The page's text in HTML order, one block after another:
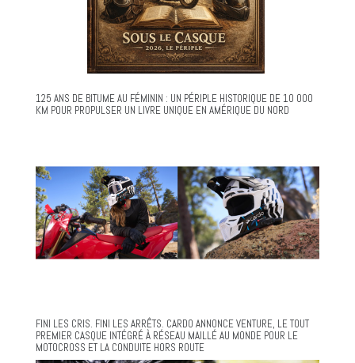
125 ANS DE BITUME AU FÉMININ : UN PÉRIPLE HISTORIQUE DE 10 000
KM POUR PROPULSER UN LIVRE UNIQUE EN AMÉRIQUE DU NORD
FINI LES CRIS. FINI LES ARRÊTS. CARDO ANNONCE VENTURE, LE TOUT
PREMIER CASQUE INTÉGRÉ À RÉSEAU MAILLÉ AU MONDE POUR LE
MOTOCROSS ET LA CONDUITE HORS ROUTE